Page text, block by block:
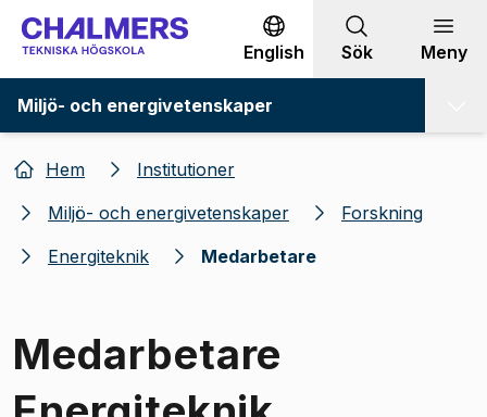
Gå till innehållet
English Sök Meny
Miljö- och energivetenskaper
Hem
Institutioner
Miljö- och energivetenskaper
Forskning
Energiteknik
Medarbetare
Medarbetare